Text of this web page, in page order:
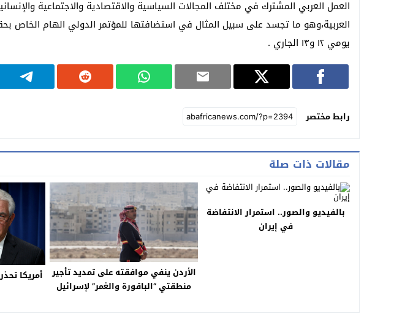
العمل العربي المشترك في مختلف المجالات السياسية والاقتصادية والاجتماعية
العربية،وهو ما تجسد على سبيل المثال في استضافتها للمؤتمر الدولي الهام الخاص
يومي ١٢ و١٣ الجاري .
رابط مختصر
مقالات ذات صلة
بالفيديو والصور.. استمرار الانتفاضة
في إيران
الأردن ينفي موافقته على تمديد تأجير
منطقتي “الباقورة والغمر” لإسرائيل
أمريكا